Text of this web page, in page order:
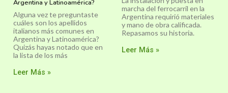
Argentina y Latinoamérica?
Alguna vez te preguntaste
cuáles son los apellidos
italianos más comunes en
Argentina y Latinoamérica?
Quizás hayas notado que en
la lista de los más
Leer Más »
marcha del ferrocarril en la
Argentina requirió materiales
y mano de obra calificada.
Repasamos su historia.
Leer Más »